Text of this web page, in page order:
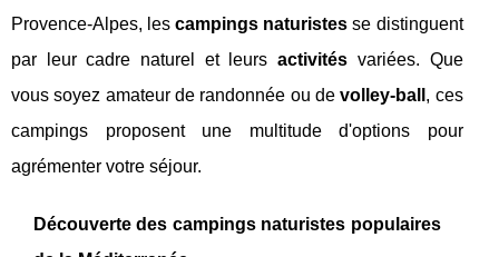
Provence-Alpes, lescampings naturistes se distinguent
par leur cadre naturel et leursactivités variées. Que
vous soyez amateur de randonnée ou devolley-ball , ces
campings proposent une multitude d'options pour
agrémenter votre séjour.
Découverte des campings naturistes populaires